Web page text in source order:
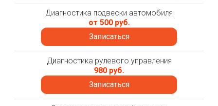
Диагностика подвески автомобиля
от 500 руб.
Записаться
Диагностика рулевого управления
980 руб.
Записаться